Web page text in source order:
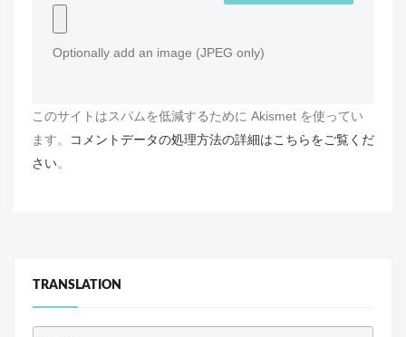
Optionally add an image (JPEG only)
このサイトはスパムを低減するために Akismet を使ってい
ます。
コメントデータの処理方法の詳細はこちらをご覧くだ
さい。
TRANSLATION